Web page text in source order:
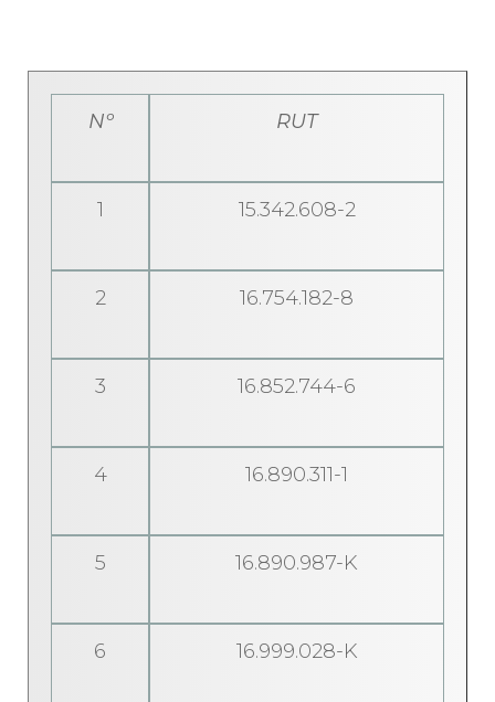
Nº RUT
1 15.342.608-2
2 16.754.182-8
3 16.852.744-6
4 16.890.311-1
5 16.890.987-K
6 16.999.028-K